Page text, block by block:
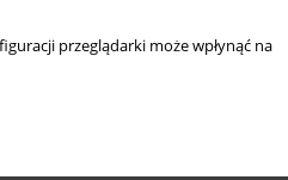
przeglądarki może wpłynąć na
Indeks słów kluczowych